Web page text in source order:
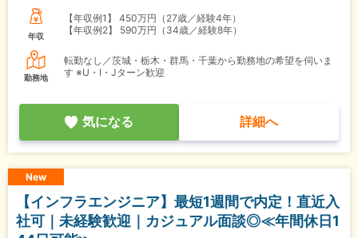
年収
【年収例1】
450万円（27歳／経験4年）
【年収例2】
590万円（34歳／経験8年）
勤務地
転勤なし／茨城・栃木・群馬・千葉から勤務地の希望を伺いま
す ※U・I・Jターン歓迎
気になる 詳細へ
New
【インフラエンジニア】最短1週間で内定！直近入
社可｜未経験歓迎｜カジュアル面談◎≪年間休日1